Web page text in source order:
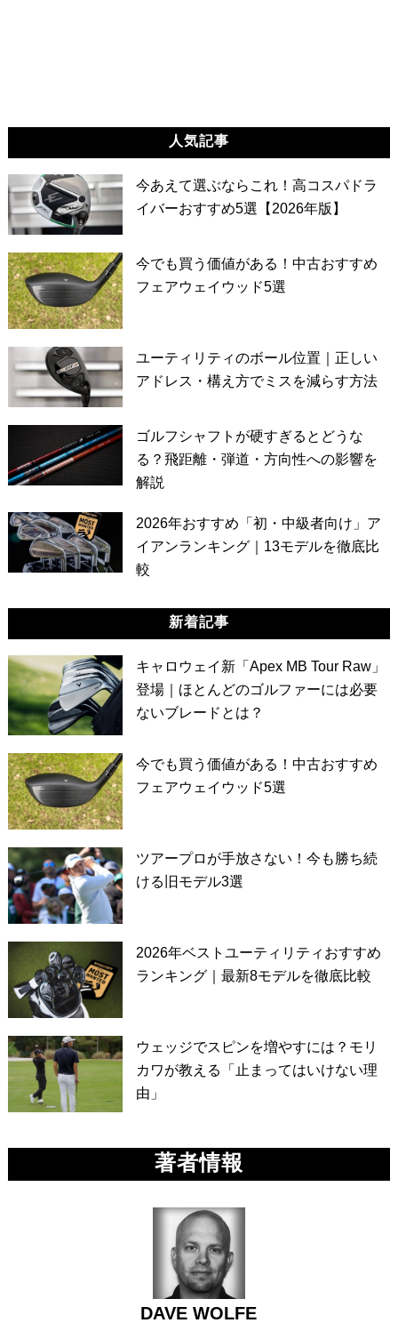
人気記事
今あえて選ぶならこれ！高コスパドラ
イバーおすすめ5選【2026年版】
今でも買う価値がある！中古おすすめ
フェアウェイウッド5選
ユーティリティのボール位置｜正しい
アドレス・構え方でミスを減らす方法
ゴルフシャフトが硬すぎるとどうな
る？飛距離・弾道・方向性への影響を
解説
2026年おすすめ「初・中級者向け」ア
イアンランキング｜13モデルを徹底比
較
新着記事
キャロウェイ新「Apex MB Tour Raw」
登場｜ほとんどのゴルファーには必要
ないブレードとは？
今でも買う価値がある！中古おすすめ
フェアウェイウッド5選
ツアープロが手放さない！今も勝ち続
ける旧モデル3選
2026年ベストユーティリティおすすめ
ランキング｜最新8モデルを徹底比較
ウェッジでスピンを増やすには？モリ
カワが教える「止まってはいけない理
由」
著者情報
DAVE WOLFE